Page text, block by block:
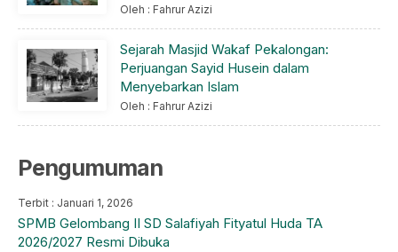
Oleh : Fahrur Azizi
Sejarah Masjid Wakaf Pekalongan:
Perjuangan Sayid Husein dalam
Menyebarkan Islam
Oleh : Fahrur Azizi
Pengumuman
Terbit : Januari 1, 2026
SPMB Gelombang II SD Salafiyah Fityatul Huda TA
2026/2027 Resmi Dibuka